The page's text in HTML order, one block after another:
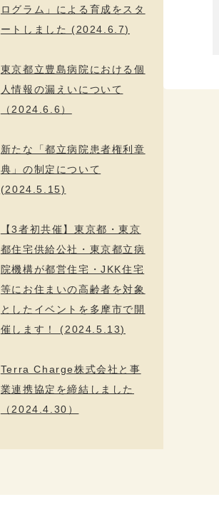
ログラム」による育成をスタ
ートしました (2024.6.7)
東京都立豊島病院における個
人情報の漏えいについて
（2024.6.6）
新たな「都立病院患者権利章
典」の制定について
(2024.5.15)
【3者初共催】東京都・東京
都住宅供給公社・東京都立病
院機構が都営住宅・JKK住宅
等にお住まいの高齢者を対象
としたイベントを多摩市で開
催します！ (2024.5.13)
Terra Charge株式会社と事
業連携協定を締結しました
（2024.4.30）